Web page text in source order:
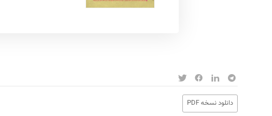
دانلود نسخه PDF